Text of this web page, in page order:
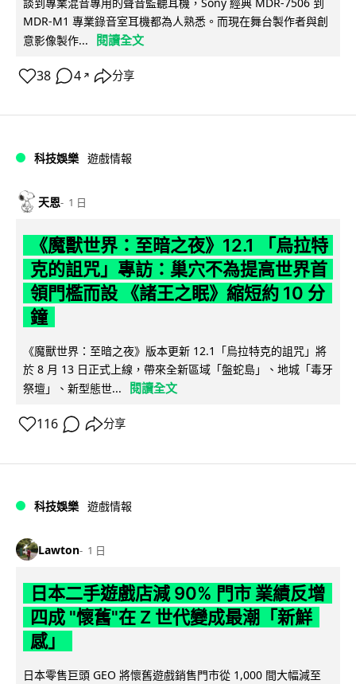
MDR-M1 專業錄音室耳機都為人熟悉。而現在舞台製作者與創
意影像製作...
閱讀全文
38 4 ↗ 分享
科技娛樂 遊戲情報
天恩 1 日
《魔獸世界：至暗之夜》12.1 「烏拉特
克的詛咒」專訪：巢穴不為提高世界首
領門檻而設 《諸王之眠》縮短約 10 分
鐘
《魔獸世界：至暗之夜》版本更新 12.1「烏拉特克的詛咒」將
於 8 月 13 日正式上線，帶來全新區域「盤蛇島」、地城「毒牙
祭壇」、新型態世...
閱讀全文
116 分享
科技娛樂 遊戲情報
Lawton 1 日
日本二手遊戲店減 90% 門市 業績反增
四成 "懷舊"在 Z 世代變成最潮「新鮮
感」
日本零售巨頭 GEO 將懷舊遊戲銷售門市從 1,000 間大幅減至